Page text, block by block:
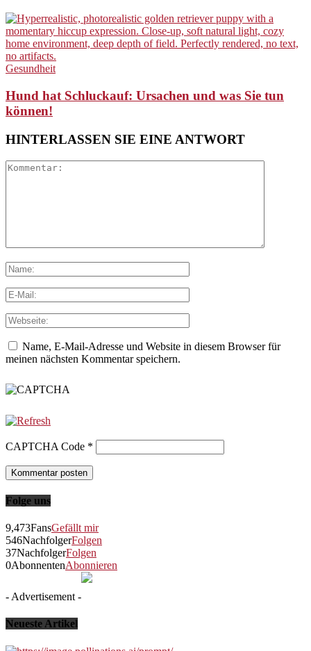
Gesundheit
Hund hat Schluckauf: Ursachen und was Sie tun
können!
HINTERLASSEN SIE EINE ANTWORT
Name, E-Mail-Adresse und Website in diesem Browser für
meinen nächsten Kommentar speichern.
CAPTCHA Code *
Folge uns
9,473FansGefällt mir
546NachfolgerFolgen
37NachfolgerFolgen
0AbonnentenAbonnieren
- Advertisement -
Neueste Artikel